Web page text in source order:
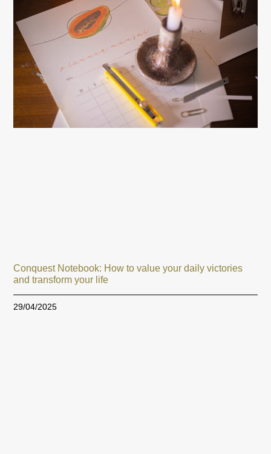
Conquest Notebook: How to value your daily victories
and transform your life
29/04/2025